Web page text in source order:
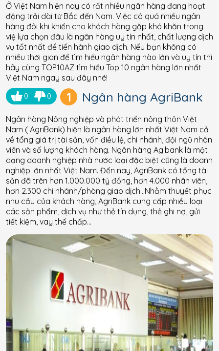
Ở Việt Nam hiện nay có rất nhiều ngân hàng đang hoạt
động trải dài từ Bắc đến Nam. Việc có quá nhiều ngân
hàng đôi khi khiến cho khách hàng gặp khó khăn trong
việ lựa chọn đâu là ngân hàng uy tín nhất, chất lượng dịch
vụ tốt nhất để tiến hành giao dịch. Nếu bạn không có
nhiều thời gian để tìm hiểu ngân hàng nào lớn và uy tín thì
hãy cùng TOP10AZ tìm hiểu Top 10 ngân hàng lớn nhất
Việt Nam ngay sau đây nhé!
0 0 1 Ngân hàng AgriBank
Ngân hàng Nông nghiệp và phát triển nông thôn Việt
Nam ( AgriBank) hiện là ngân hàng lớn nhất Việt Nam cả
về tổng giá trị tài sản, vốn điều lệ, chi nhánh, đội ngũ nhân
viên và số lượng khách hàng. Ngân hàng Agibank là một
dạng doanh nghiệp nhà nước loại đặc biệt cũng là doanh
nghiệp lớn nhất Việt Nam. Đến nay, AgriBank có tổng tài
sản đã trên hơn 1.000.000 tỷ đồng, hơn 4.000 nhân viên,
hơn 2.300 chi nhánh/phòng giao dịch…Nhằm thuyết phục
nhu cầu của khách hàng, AgriBank cung cấp nhiều loại
các sản phẩm, dịch vụ như thẻ tín dụng, thẻ ghi nợ, gửi
tiết kiệm, vay thế chấp…